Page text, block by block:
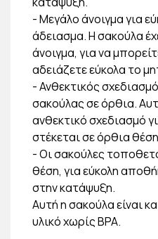
- Μεγάλο άνοιγμα για
άδειασμα. Η σακούλα
άνοιγμα, για να
αδειάζετε εύκολα το
- Ανθεκτικός
σακούλας σε όρθια.
ανθεκτικό σχεδιασμό
στέκεται σε όρθια
- Οι σακούλες
θέση, για εύκολη
στην κατάψυξη.
Αυτή η σακούλα είναι
υλικό χωρίς BPA.